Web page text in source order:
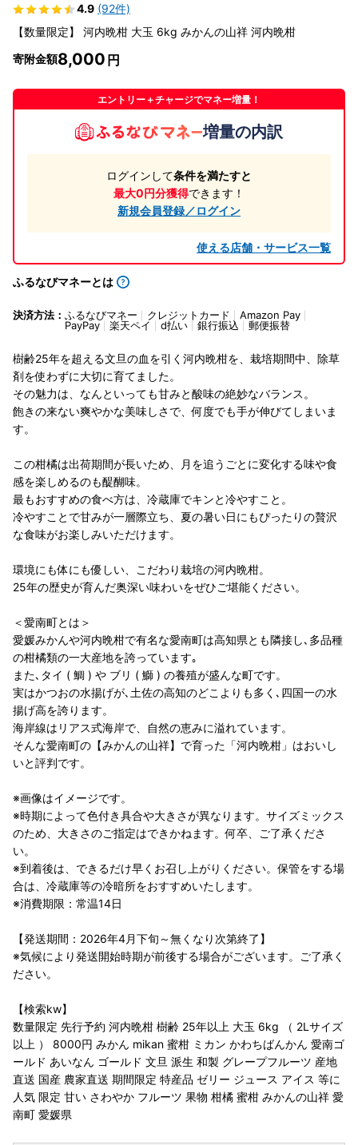
4.9 (92件)
【数量限定】 河内晩柑 大玉 6kg みかんの山祥 河内晩柑
寄附金額8,000
エントリー＋チャージでマネー増量！
増量の内訳
ログインして条件を満たすと
最大0円分獲得できます！
新規会員登録／ログイン
使える店舗・サービス一覧
ふるなびマネーとは
決済方法： ふるなびマネー クレジットカード
Amazon Pay
PayPay
楽天ペイ d払い 銀行振込 郵便振替
樹齢25年を超える文旦の血を引く河内晩柑を、栽培期間中、除草
剤を使わずに大切に育てました。
その魅力は、なんといっても甘みと酸味の絶妙なバランス。
飽きの来ない爽やかな美味しさで、何度でも手が伸びてしまいま
す。
この柑橘は出荷期間が長いため、月を追うごとに変化する味や食
感を楽しめるのも醍醐味。
最もおすすめの食べ方は、冷蔵庫でキンと冷やすこと。
冷やすことで甘みが一層際立ち、夏の暑い日にもぴったりの贅沢
な食味がお楽しみいただけます。
環境にも体にも優しい、こだわり栽培の河内晩柑。
25年の歴史が育んだ奥深い味わいをぜひご堪能ください。
＜愛南町とは＞
愛媛みかんや河内晩柑で有名な愛南町は高知県とも隣接し､多品種
の柑橘類の一大産地を誇っています｡
また､タイ ( 鯛 ) や ブリ ( 鰤 ) の養殖が盛んな町です。
実はかつおの水揚げが､土佐の高知のどこよりも多く､四国一の水
揚げ高を誇ります。
海岸線はリアス式海岸で、自然の恵みに溢れています。
そんな愛南町の【みかんの山祥】で育った「河内晩柑」はおいし
いと評判です。
※画像はイメージです。
※時期によって色付き具合や大きさが異なります。サイズミックス
のため、大きさのご指定はできかねます。何卒、ご了承くださ
い。
※到着後は、できるだけ早くお召し上がりください。保管をする場
合は、冷蔵庫等の冷暗所をおすすめいたします。
※消費期限：常温14日
【発送期間：2026年4月下旬～無くなり次第終了】
※気候により発送開始時期が前後する場合がございます。ご了承く
ださい。
【検索kw】
数量限定 先行予約 河内晩柑 樹齢 25年以上 大玉 6kg （ 2Lサイズ
以上 ） 8000円 みかん mikan 蜜柑 ミカン かわちばんかん 愛南ゴ
ールド あいなん ゴールド 文旦 派生 和製 グレープフルーツ 産地
直送 国産 農家直送 期間限定 特産品 ゼリー ジュース アイス 等に
人気 限定 甘い さわやか フルーツ 果物 柑橘 蜜柑 みかんの山祥 愛
南町 愛媛県